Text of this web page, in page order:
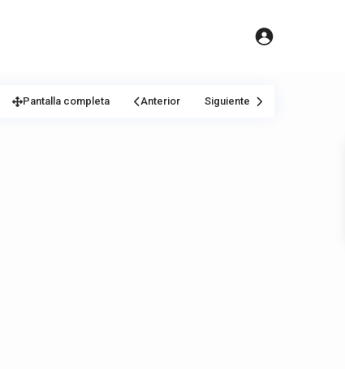
Pantalla completa Anterior Siguiente